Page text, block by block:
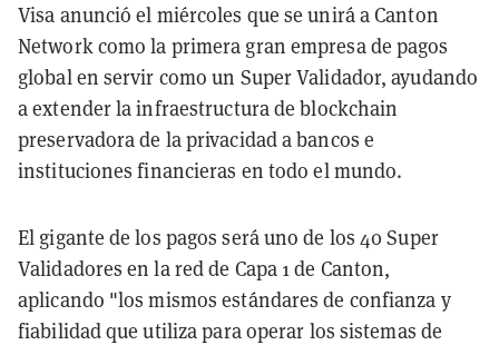
Visa anunció el miércoles que se unirá a Canton
Network como la primera gran empresa de pagos
global en servir como un Super Validador, ayudando
a extender la infraestructura de blockchain
preservadora de la privacidad a bancos e
instituciones financieras en todo el mundo.
El gigante de los pagos será uno de los 40 Super
Validadores en la red de Capa 1 de Canton,
aplicando "los mismos estándares de confianza y
fiabilidad que utiliza para operar los sistemas de